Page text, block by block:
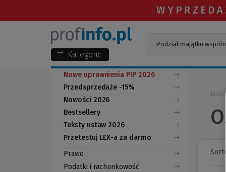
Kategorie
Nowe uprawnienia PIP 2026
Przedsprzedaże -15%
Nowości 2026
Bestsellery
Teksty ustaw 2026
Przetestuj LEX-a za darmo
(Nowe
okno)
(Link
do
innej
strony)
Prawo
Podatki i rachunkowość